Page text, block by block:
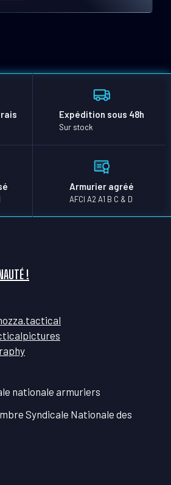
Expédition sous 48h
Sur stock
Armurier agréé
AFCI A2 A1 B C & D
!
Syndicale Nationale des